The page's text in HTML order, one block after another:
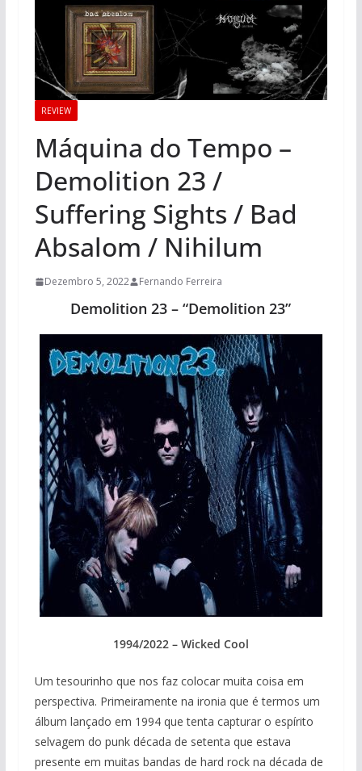
REVIEW
Máquina do Tempo –
Demolition 23 /
Suffering Sights / Bad
Absalom / Nihilum
Dezembro 5, 2022 Fernando Ferreira
Demolition 23 – “Demolition 23”
1994/2022 – Wicked Cool
Um tesourinho que nos faz colocar muita coisa em
perspectiva. Primeiramente na ironia que é termos um
álbum lançado em 1994 que tenta capturar o espírito
selvagem do punk década de setenta que estava
presente em muitas bandas de hard rock na década de